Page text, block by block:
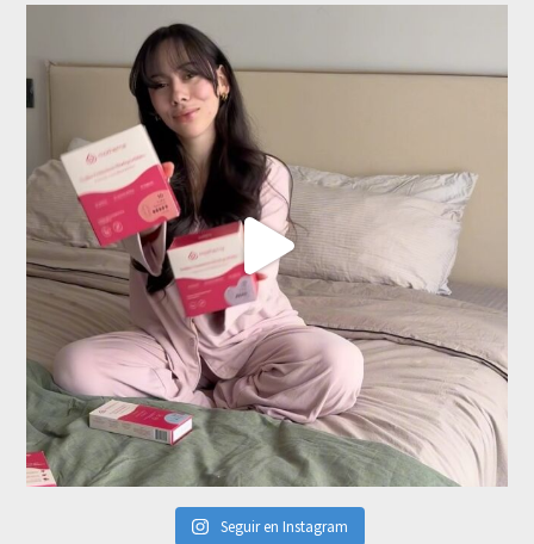
Seguir en Instagram